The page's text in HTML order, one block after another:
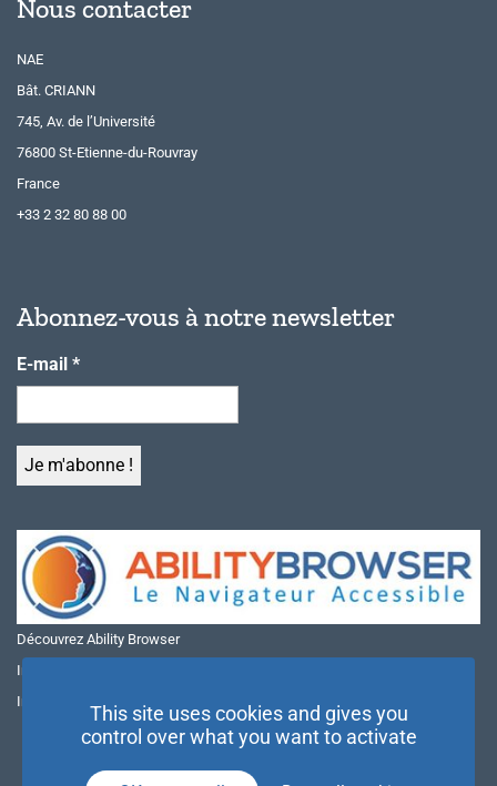
Nous contacter
NAE
Bât. CRIANN
745, Av. de l’Université
76800 St-Etienne-du-Rouvray
France
+33 2 32 80 88 00
Abonnez-vous à notre newsletter
E-mail *
Découvrez Ability Browser
Installer Ability Browser sur Windows
Installer Ability Browser sur Mac
This site uses cookies and gives you
control over what you want to activate